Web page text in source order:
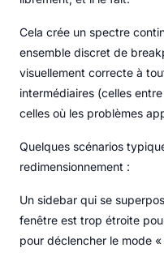
Cela crée un spectre
ensemble discret de
visuellement correcte à
intermédiaires (celles
celles où les problèmes
Quelques scénarios
redimensionnement :
Un sidebar qui se
fenêtre est trop étroite
pour déclencher le mode